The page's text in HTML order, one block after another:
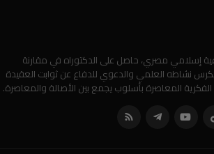
إسلامي مصري، حاصل على الدكتوراه في مقارنة
نشاطه العلمي والدعوي للدفاع عن ثوابت العقيدة
الفكرية المعاصرة بأسلوب يجمع بين الأصالة والمعاصرة.